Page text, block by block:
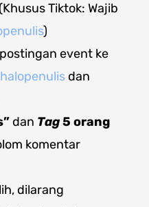
(Khusus Tiktok: Wajib
)
postingan event ke
dan
dan Tag5 orang
komentar
dilarang